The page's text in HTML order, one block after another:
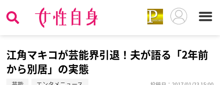
江角マキコが芸能界引退！夫が語る「2年前
から別居」の実態